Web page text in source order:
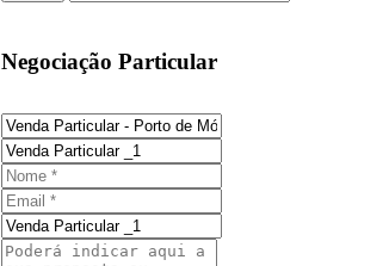
Negociação Particular